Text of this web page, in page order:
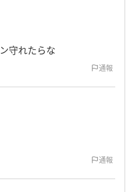
守れたらな
通報
通報